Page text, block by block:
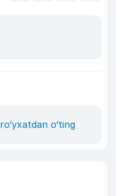
ro‘yxatdan o‘ting